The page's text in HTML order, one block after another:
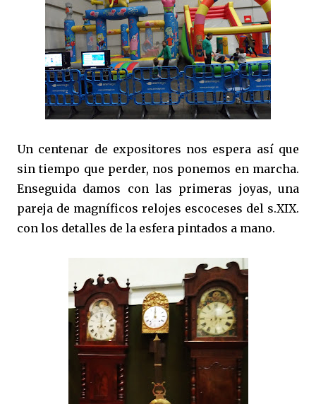
Un centenar de expositores nos espera así que
sin tiempo que perder, nos ponemos en marcha.
Enseguida damos con las primeras joyas, una
pareja de magníficos relojes escoceses del s.XIX.
con los detalles de la esfera pintados a mano.